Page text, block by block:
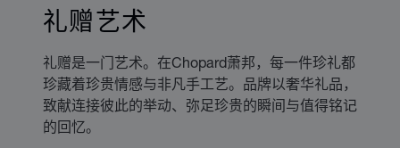
礼赠艺术
礼赠是一门艺术。在Chopard萧邦，每一件珍礼都
珍藏着珍贵情感与非凡手工艺。品牌以奢华礼品，
致献连接彼此的举动、弥足珍贵的瞬间与值得铭记
的回忆。